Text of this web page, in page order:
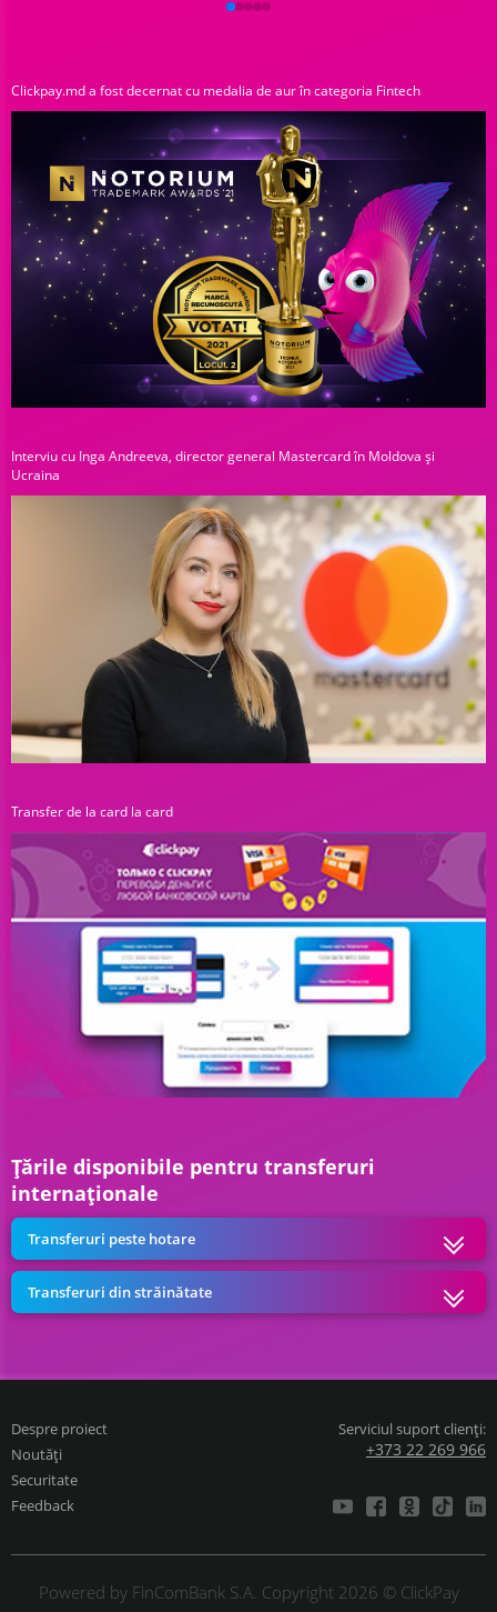
Clickpay.md a fost decernat cu medalia de aur în categoria Fintech
Interviu cu Inga Andreeva, director general Mastercard în Moldova și
Ucraina
Transfer de la card la card
Țările disponibile pentru transferuri
internaționale
Transferuri peste hotare
Transferuri din străinătate
Despre proiect
Noutăți
Securitate
Feedback
Serviciul suport clienți:
+373 22 269 966
Powered by FinComBank S.A. Copyright 2026 © ClickPay